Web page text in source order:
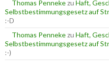
Thomas Pennekezu Haft,
Selbstbestimmungsgesetz auf
:-D
Thomas Pennekezu Haft,
Selbstbestimmungsgesetz auf
:-)